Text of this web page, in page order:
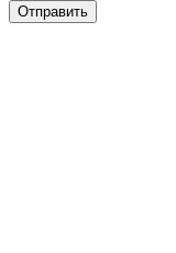
Отправить